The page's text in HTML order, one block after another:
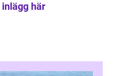
här